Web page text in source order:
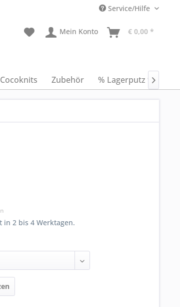
Service/Hilfe
Mein Konto € 0,00 *
Cocoknits Zubehör % Lagerputz %
in 2 bis 4 Werktagen.